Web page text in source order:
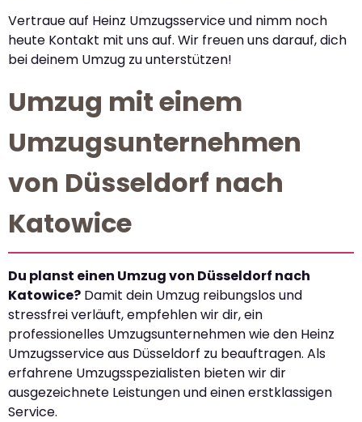
Vertraue auf Heinz Umzugsservice und nimm noch
heute Kontakt mit uns auf. Wir freuen uns darauf, dich
bei deinem Umzug zu unterstützen!
Umzug mit einem
Umzugsunternehmen
von Düsseldorf nach
Katowice
Du planst einen Umzug von Düsseldorf nach
Katowice? Damit dein Umzug reibungslos und
stressfrei verläuft, empfehlen wir dir, ein
professionelles Umzugsunternehmen wie den Heinz
Umzugsservice aus Düsseldorf zu beauftragen. Als
erfahrene Umzugsspezialisten bieten wir dir
ausgezeichnete Leistungen und einen erstklassigen
Service.